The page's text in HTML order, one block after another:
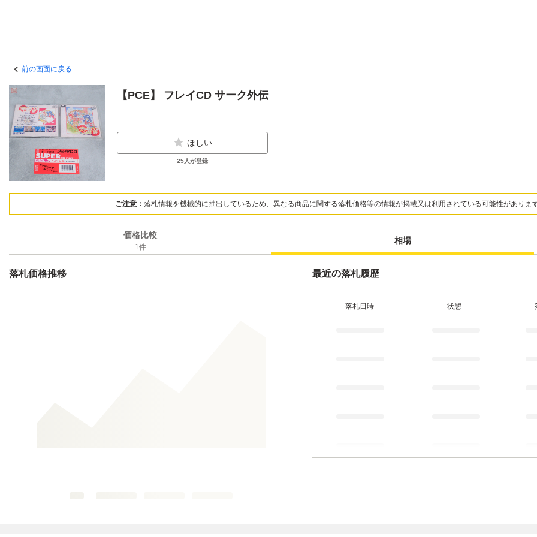
前の画面に戻る
【PCE】 フレイCD サーク外伝
ほしい
25人が登録
ご注意： 落札情報を機械的に抽出しているため、異なる商品に関する落札価格等の情報が掲載又は利用されている可能性がありま
価格比較
1 件
相場
落札価格推移 最近の落札履歴
落札日時 状態